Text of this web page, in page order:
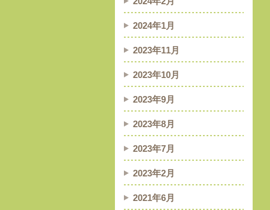
2024年1月
2023年11月
2023年10月
2023年9月
2023年8月
2023年7月
2023年2月
2021年6月